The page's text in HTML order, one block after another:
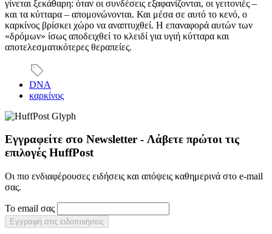
γίνεται ξεκάθαρη: όταν οι συνδέσεις εξαφανίζονται, οι γειτονιές –
και τα κύτταρα – απομονώνονται. Και μέσα σε αυτό το κενό, ο
καρκίνος βρίσκει χώρο να αναπτυχθεί. Η επαναφορά αυτών των
«δρόμων» ίσως αποδειχθεί το κλειδί για υγιή κύτταρα και
αποτελεσματικότερες θεραπείες.
DNA
καρκίνος
Εγγραφείτε στο Newsletter - Λάβετε πρώτοι τις
επιλογές HuffPost
Οι πιο ενδιαφέρουσες ειδήσεις και απόψεις καθημερινά στο e-mail
σας.
Το email σας
Εγγραφή στις ειδοποιήσεις